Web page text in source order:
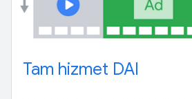
Tam hizmet DAI